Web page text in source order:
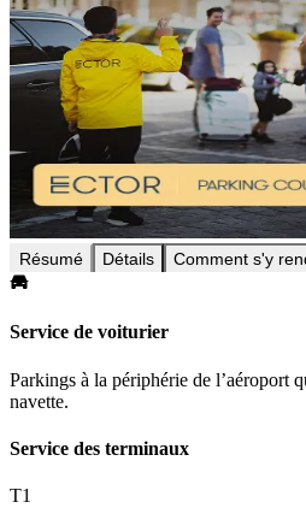
Résumé Détails Comment s'y
Service de voiturier
Parkings à la périphérie de l’aéroport
navette.
Service des terminaux
T1